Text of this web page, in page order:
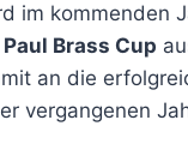
im kommenden
Paul Brass Cup
an die
vergangenen